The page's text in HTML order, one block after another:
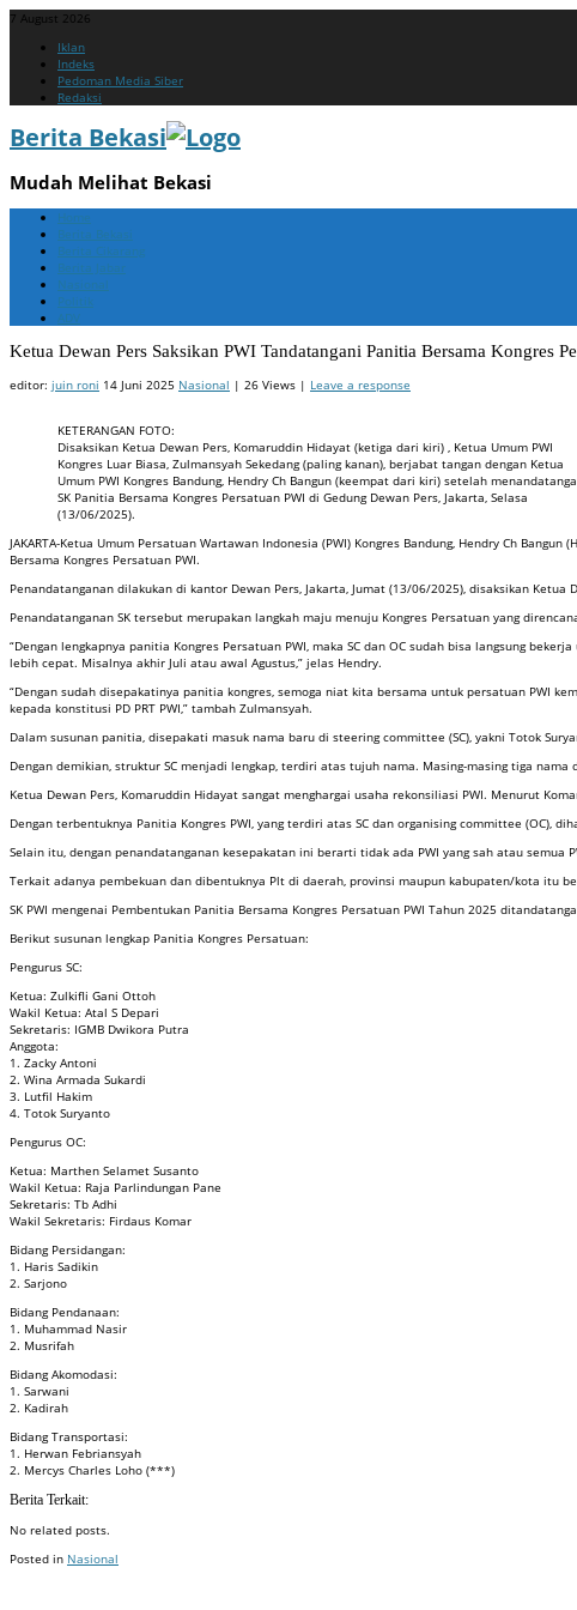
7 August 2026
Menu
content
Iklan
Indeks
Pedoman Media Siber
Redaksi
Berita Bekasi
Mudah Melihat Bekasi
Menu
content
Home
Berita Bekasi
Berita Cikarang
Berita Jabar
Nasional
Politik
ADV
Ketua Dewan Pers Saksikan PWI Tandatangani Panitia Bersama Kongres
editor: juin roni 14 Juni 2025 Nasional | 26 Views | Leave a response
KETERANGAN FOTO:
Disaksikan Ketua Dewan Pers, Komaruddin Hidayat (ketiga dari kiri) , Ketua Umum PWI
Kongres Luar Biasa, Zulmansyah Sekedang (paling kanan), berjabat tangan dengan Ketua
Umum PWI Kongres Bandung, Hendry Ch Bangun (keempat dari kiri) setelah
SK Panitia Bersama Kongres Persatuan PWI di Gedung Dewan Pers, Jakarta, Selasa
(13/06/2025).
JAKARTA-Ketua Umum Persatuan Wartawan Indonesia (PWI) Kongres Bandung, Hendry Ch
Bersama Kongres Persatuan PWI.
Penandatanganan dilakukan di kantor Dewan Pers, Jakarta, Jumat (13/06/2025), disaksikan
Penandatanganan SK tersebut merupakan langkah maju menuju Kongres Persatuan yang
“Dengan lengkapnya panitia Kongres Persatuan PWI, maka SC dan OC sudah bisa langsung
lebih cepat. Misalnya akhir Juli atau awal Agustus,” jelas Hendry.
“Dengan sudah disepakatinya panitia kongres, semoga niat kita bersama untuk persatuan PWI
kepada konstitusi PD PRT PWI,” tambah Zulmansyah.
Dalam susunan panitia, disepakati masuk nama baru di steering committee (SC), yakni Totok
Dengan demikian, struktur SC menjadi lengkap, terdiri atas tujuh nama. Masing-masing tiga
Ketua Dewan Pers, Komaruddin Hidayat sangat menghargai usaha rekonsiliasi PWI. Menurut
Dengan terbentuknya Panitia Kongres PWI, yang terdiri atas SC dan organising committee
Selain itu, dengan penandatanganan kesepakatan ini berarti tidak ada PWI yang sah atau semua
Terkait adanya pembekuan dan dibentuknya Plt di daerah, provinsi maupun kabupaten/kota itu
SK PWI mengenai Pembentukan Panitia Bersama Kongres Persatuan PWI Tahun 2025
Berikut susunan lengkap Panitia Kongres Persatuan:
Pengurus SC:
Ketua: Zulkifli Gani Ottoh
Wakil Ketua: Atal S Depari
Sekretaris: IGMB Dwikora Putra
Anggota:
1. Zacky Antoni
2. Wina Armada Sukardi
3. Lutfil Hakim
4. Totok Suryanto
Pengurus OC:
Ketua: Marthen Selamet Susanto
Wakil Ketua: Raja Parlindungan Pane
Sekretaris: Tb Adhi
Wakil Sekretaris: Firdaus Komar
Bidang Persidangan:
1. Haris Sadikin
2. Sarjono
Bidang Pendanaan:
1. Muhammad Nasir
2. Musrifah
Bidang Akomodasi:
1. Sarwani
2. Kadirah
Bidang Transportasi:
1. Herwan Febriansyah
2. Mercys Charles Loho (***)
Berita Terkait:
No related posts.
Posted in Nasional